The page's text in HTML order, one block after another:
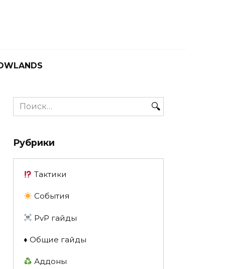
Search
for:
Рубрики
Тактики
События
PvP гайды
♦️ Общие гайды
Аддоны